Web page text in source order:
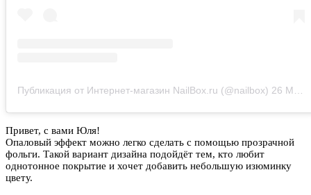
Публикация от Интернет-магазин NailBox.ru (@nailbox) 26 Май 2020 в 8:50 PDT
Привет, с вами Юля!
Опаловый эффект можно легко сделать с помощью прозрачной
фольги. Такой вариант дизайна подойдёт тем, кто любит
однотонное покрытие и хочет добавить небольшую изюминку
цвету.